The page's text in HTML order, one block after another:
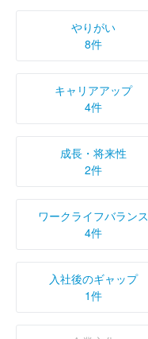
やりがい
8件
キャリアアップ
4件
成長・将来性
2件
ワークライフバランス
4件
入社後のギャップ
1件